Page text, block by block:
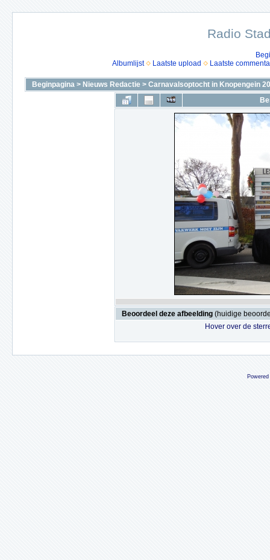
Radio
Albumlijst
Laatste upload Laatste
Beginpagina > Nieuws Redactie > Carnavalsoptocht in Knopengein
Beoordeel deze afbeelding (huidige
Hover over de